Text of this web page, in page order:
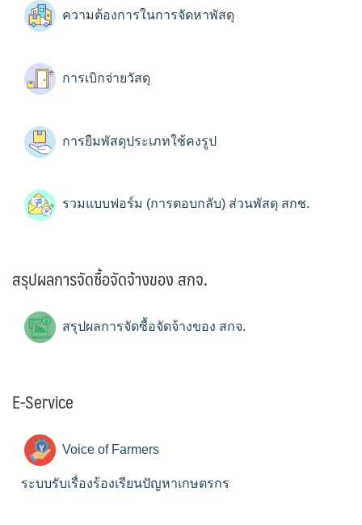
ความต้องการในการจัดหาพัสดุ
การเบิกจ่ายวัสดุ
การยืมพัสดุประเภทใช้คงรูป
รวมแบบฟอร์ม (การตอบกลับ) ส่วนพัสดุ สกช.
สรุปผลการจัดซื้อจัดจ้างของ สกจ.
สรุปผลการจัดซื้อจัดจ้างของ สกจ.
E-Service
Voice of Farmers
ระบบรับเรื่องร้องเรียนปัญหาเกษตรกร